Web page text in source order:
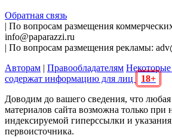
Обратная связь
| По вопросам размещения
info@paparazzi.ru
| По вопросам размещения рекламы:
Авторам
Правообладателям Некоторые
содержат информацию для лиц
18+
Доводим до вашего сведения, что любая
материалов сайта возможна только при
индексируемой гиперссылки и
первоисточника.